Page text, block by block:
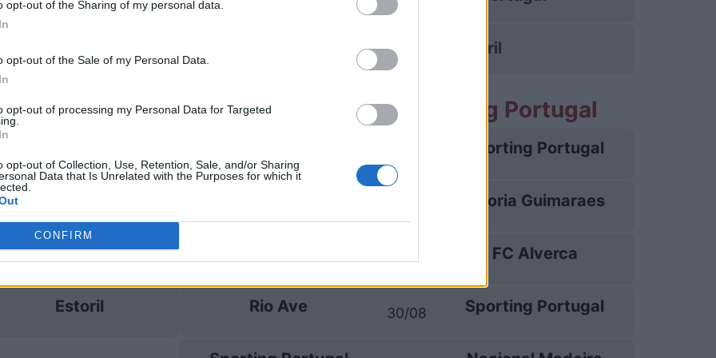
opt-out of the Sharing of my personal data.
opt-out of the Sale of my Personal Data.
opt-out of processing my Personal Data for Targeted
opt-out of Collection, Use, Retention, Sale, and/or Sharing
Data that Is Unrelated with the Purposes for which it
CONFIRM
Estoril
Estoril
Estoril
Estoril
Prossime partite Sporting Portugal
Sporting Portugal
Vitoria Guimaraes
23/08 FC Alverca
Rio Ave 30/08 Sporting Portugal